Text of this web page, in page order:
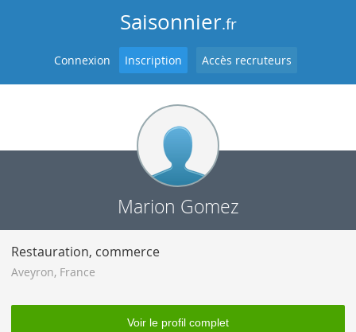
Saisonnier.fr
Connexion Inscription Accès recruteurs
Marion Gomez
Restauration, commerce
Aveyron, France
Voir le profil complet